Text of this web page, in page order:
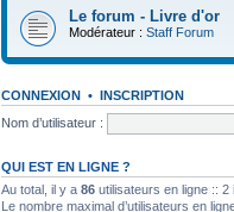
Le forum - Livre d'or
Modérateur : Staff Forum
CONNEXION • INSCRIPTION
Nom d’utilisateur :
QUI EST EN LIGNE ?
Au total, il y a 86 utilisateurs en ligne ::
Le nombre maximal d’utilisateurs en